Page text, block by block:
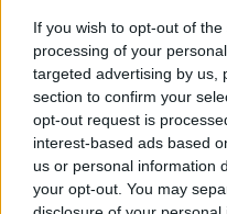
If you wish to opt-out of
processing of your
targeted advertising by us,
section to confirm your
opt-out request is
interest-based ads based
us or personal information
your opt-out. You may
reuters